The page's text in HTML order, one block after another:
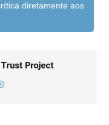
diretamente aos